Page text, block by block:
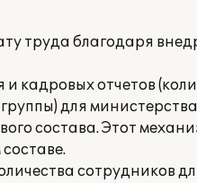
труда благодаря
кадровых отчетов
для
состава. Этот
сотрудников